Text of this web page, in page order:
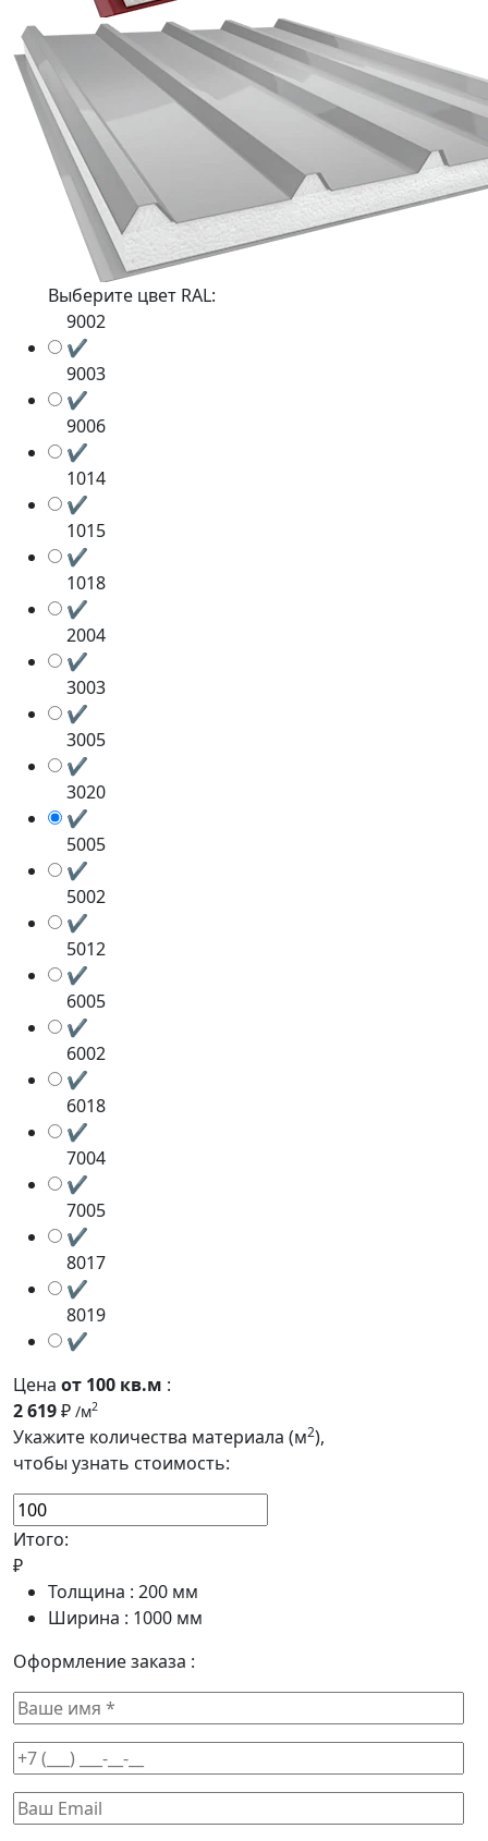
Выберите цвет RAL:
9002
✔
9003
✔
9006
✔
1014
✔
1015
✔
1018
✔
2004
✔
3003
✔
3005
✔
3020
✔
5005
✔
5002
✔
5012
✔
6005
✔
6002
✔
6018
✔
7004
✔
7005
✔
8017
✔
8019
✔
Цена от 100 кв.м :
2 619₽ /м2
Укажите количества материала (м2),
чтобы узнать стоимость:
Итого:
₽
Толщина : 200 мм
Ширина : 1000 мм
Оформление заказа :